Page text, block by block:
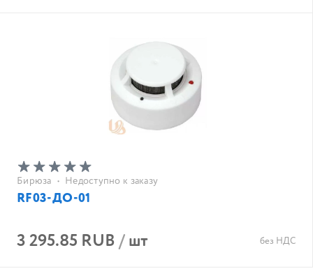
Бирюза • Недоступно к заказу
RF03-ДО-01
3 295.85 RUB/шт без НДС